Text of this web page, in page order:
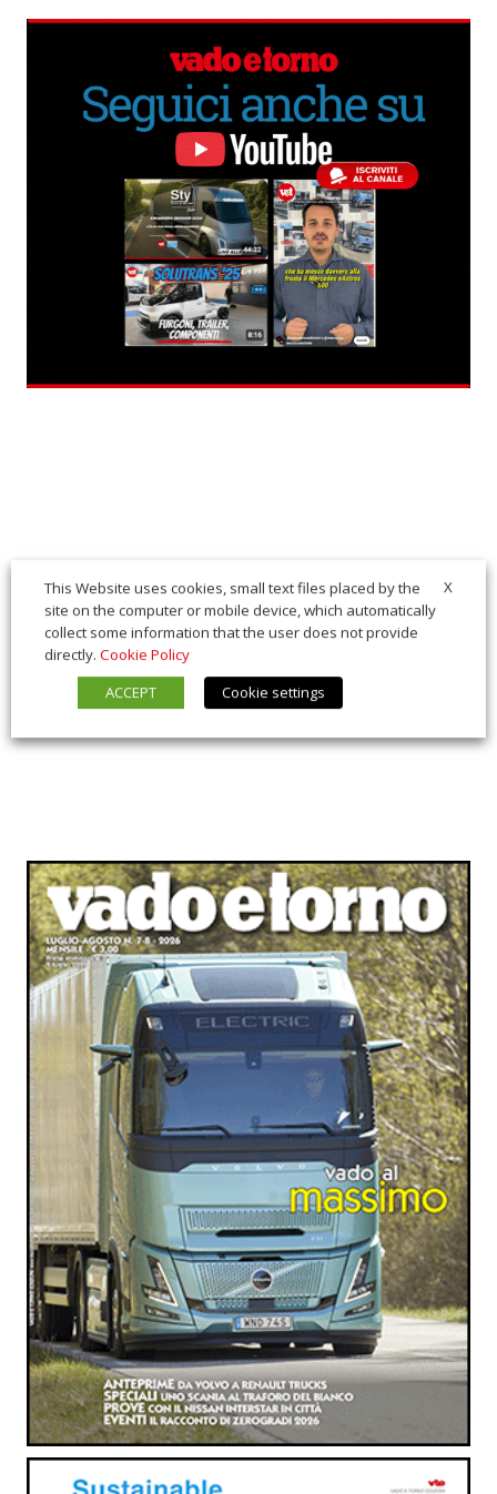
X
This Website uses cookies, small text files placed by the
site on the computer or mobile device, which automatically
collect some information that the user does not provide
directly. Cookie Policy
ACCEPT
Cookie settings